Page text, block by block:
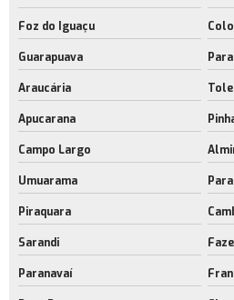
Foz do Iguaçu
Guarapuava
Araucária
Apucarana
Campo Largo
Umuarama
Piraquara
Sarandi
Paranavaí